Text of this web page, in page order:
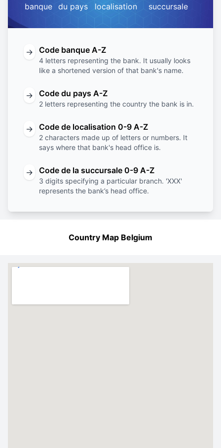
banque
du pays
localisation
succursale
→ Code banque A-Z
4 letters representing the bank. It usually looks
like a shortened version of that bank's name.
→ Code du pays A-Z
2 letters representing the country the bank is in.
→ Code de localisation 0-9 A-Z
2 characters made up of letters or numbers. It
says where that bank's head office is.
→ Code de la succursale 0-9 A-Z
3 digits specifying a particular branch. 'XXX'
represents the bank’s head office.
Country Map Belgium